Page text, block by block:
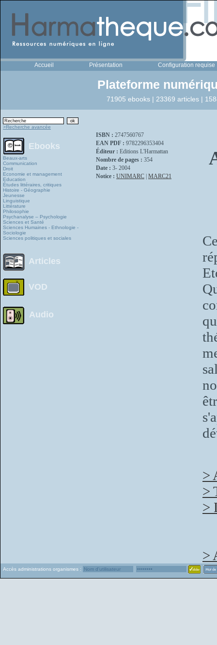
Accueil Présentation Configuration requise
Plateforme
71905 ebooks | 23369 articles |
>Recherche avancée
Ebooks
Beaux-arts
Communication
Droit
Economie et management
Education
Études littéraires, critiques
Histoire - Géographie
Jeunesse
Linguistique
Littérature
Philosophie
Psychanalyse – Psychologie
Sciences et Santé
Sciences Humaines - Ethnologie -
Sociologie
Sciences politiques et sociales
Articles
VOD
Audio
ISBN : 2747560767
EAN PDF : 9782296353404
Éditeur : Editions L'Harmattan
Nombre de pages : 354
Date : 3- 2004
Notice : UNIMARC MARC21
>
>
>
>
Accès administrations organismes :